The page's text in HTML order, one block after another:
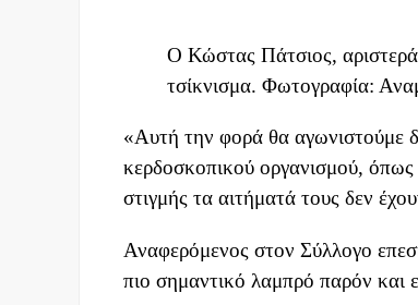
Ο Κώστας Πάτσιος,
τσίκνισμα. Φωτογραφία:
«Αυτή την φορά θα αγωνιστούμε
κερδοσκοπικού οργανισμού,
στιγμής τα αιτήματά τους δεν
Αναφερόμενος στον Σύλλογο
πιο σημαντικό λαμπρό παρόν και